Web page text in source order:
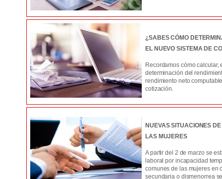
¿SABES CÓMO
EL NUEVO SISTEMA DE
Recordamos cómo
determinación del
rendimiento neto
cotización.
NUEVAS SITUACIONES
LAS MUJERES
A partir del 2 de marzo se
laboral por incapacidad
comunes de las mujeres en
secundaria o dismenorrea